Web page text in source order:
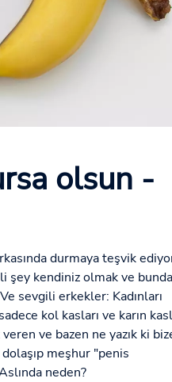
olsun -
durmaya teşvik
şey kendiniz olmak ve
sevgili erkekler: Kadınları
kol kasları ve karın
ve bazen ne yazık ki
meşhur "penis
neden?